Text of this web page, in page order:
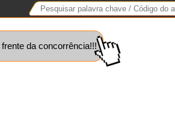
da concorrência!!!